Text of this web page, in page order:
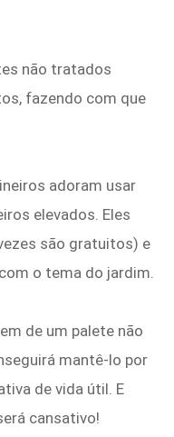
não tratados
fazendo com que
adoram usar
elevados. Eles
são gratuitos) e
o tema do jardim.
de um palete não
mantê-lo por
de vida útil. E
cansativo!